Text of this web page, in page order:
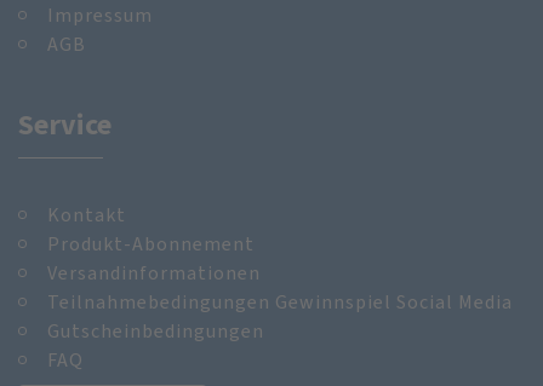
Impressum
AGB
Service
Kontakt
Produkt-Abonnement
Versandinformationen
Teilnahmebedingungen Gewinnspiel Social Media
Gutscheinbedingungen
FAQ